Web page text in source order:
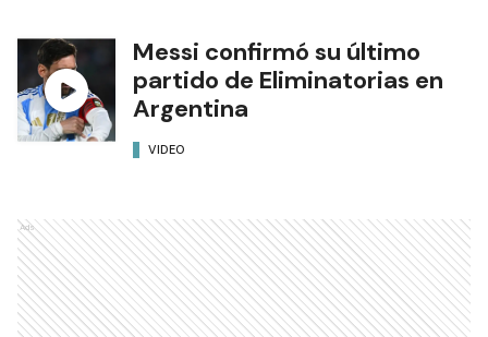
Messi confirmó su último
partido de Eliminatorias en
Argentina
VIDEO
Ads